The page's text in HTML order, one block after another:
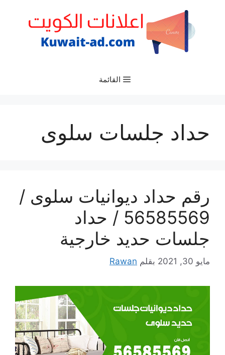
القائمة
حداد جلسات سلوى
رقم حداد ديوانيات سلوى /
56585569 / حداد
جلسات حديد خارجية
مايو 30, 2021 بقلم Rawan